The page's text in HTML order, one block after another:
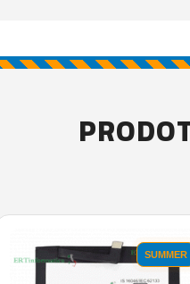
SUMMER